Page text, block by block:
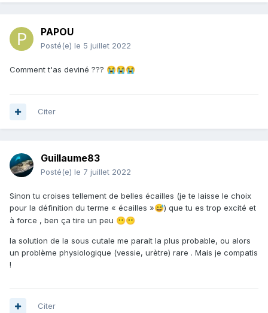
PAPOU
Posté(e) le 5 juillet 2022
Comment t'as deviné ??? 😭😭😭
Citer
Guillaume83
Posté(e) le 7 juillet 2022
Sinon tu croises tellement de belles écailles (je te laisse le choix
pour la définition du terme « écailles »😅) que tu es trop excité et
à force , ben ça tire un peu 😶😶
la solution de la sous cutale me parait la plus probable, ou alors
un problème physiologique (vessie, urètre) rare . Mais je compatis
!
Citer